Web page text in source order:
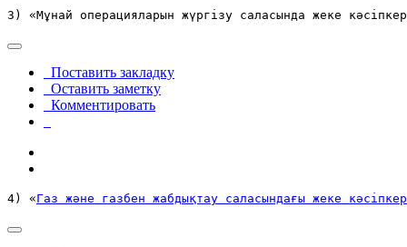
3) «Мұнай операцияларын жүргізу саласында жеке
Поставить закладку
Оставить заметку
Комментировать
4) «Газ және газбен жабдықтау саласындағы жеке